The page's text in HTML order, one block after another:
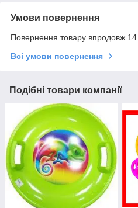
Умови повернення
Повернення товару впродовж 14
Всі умови повернення
Подібні товари компанії